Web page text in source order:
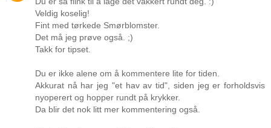
Veldig koselig!
Fint med tørkede Smørblomster.
Det må jeg prøve også. ;)
Takk for tipset.
Du er ikke alene om å kommentere lite for tiden.
Akkurat nå har jeg "et hav av tid", siden jeg er forholdsvis
nyoperert og hopper rundt på krykker.
Da blir det nok litt mer kommentering også.